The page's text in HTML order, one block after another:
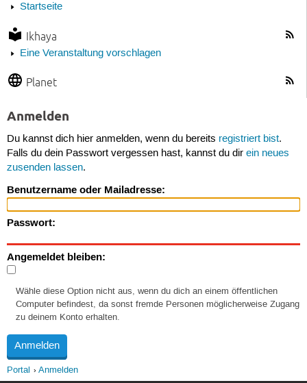
Startseite
Ikhaya
Eine Veranstaltung vorschlagen
Planet
Anmelden
Du kannst dich hier anmelden, wenn du bereits registriert bist.
Falls du dein Passwort vergessen hast, kannst du dir ein neues
zusenden lassen.
Benutzername oder Mailadresse:
Passwort:
Angemeldet bleiben:
Wähle diese Option nicht aus, wenn du dich an einem öffentlichen
Computer befindest, da sonst fremde Personen möglicherweise Zugang
zu deinem Konto erhalten.
Portal Anmelden